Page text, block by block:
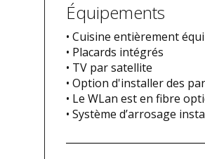
Équipements
• Cuisine entièrement
• Placards intégrés
• TV par satellite
• Option d'installer des
• Le WLan est en fibre
• Système d’arrosage